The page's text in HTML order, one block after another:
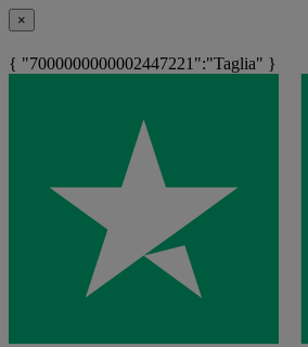
×
{ "7000000000002447221":"Taglia" }